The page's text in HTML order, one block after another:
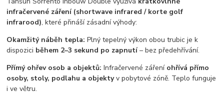
infračervené záření (shortwave infrared / korte golf
infrarood), které přináší zásadní výhody:
Okamžitý náběh tepla: Plný tepelný výkon obou trubic je k
dispozici během 2–3 sekund po zapnutí– bez předehřívání.
Přímý ohřev osob a objektů: Infračervené záření ohřívá přímo
osoby, stoly, podlahu a objektyv pobytové zóně. Teplo funguje
i ve větru.